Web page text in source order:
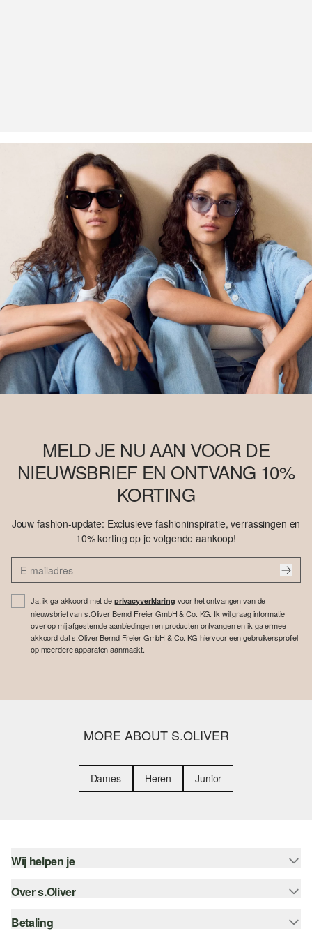
MELD JE NU AAN VOOR DE
NIEUWSBRIEF EN ONTVANG 10%
KORTING
Jouw fashion-update: Exclusieve fashioninspiratie, verrassingen en
10% korting op je volgende aankoop!
Ja, ik ga akkoord met de privacyverklaring voor het ontvangen van de
nieuwsbrief van s.Oliver Bernd Freier GmbH & Co. KG. Ik wil graag informatie
over op mij afgestemde aanbiedingen en producten ontvangen en ik ga ermee
akkoord dat s.Oliver Bernd Freier GmbH & Co. KG hiervoor een gebruikersprofiel
op meerdere apparaten aanmaakt.
MORE ABOUT S.OLIVER
Dames Heren Junior
Wij helpen je
Help - FAQ
Maattabel
Over s.Oliver
Nieuwsbrief
Betaling